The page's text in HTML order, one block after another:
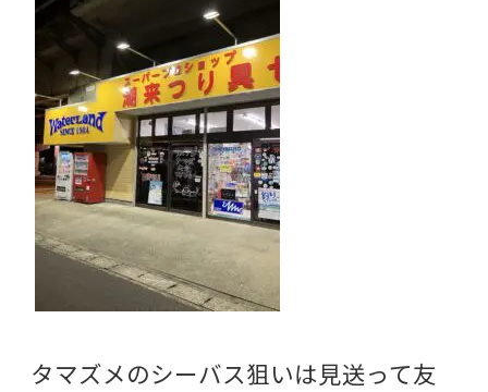
タマズメのシーバス狙いは見送って友